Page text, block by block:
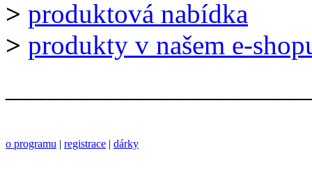
> produktová nabídka
> produkty v našem e-
o programu | registrace | dárky